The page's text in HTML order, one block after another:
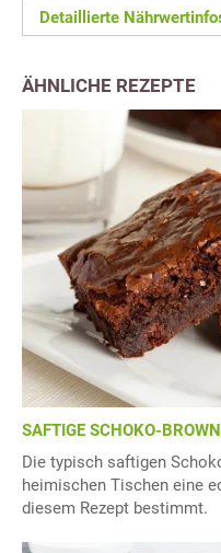
Detaillierte
ÄHNLICHE REZEPTE
SAFTIGE SCHOKO-
Die typisch saftigen
heimischen Tischen eine
diesem Rezept bestimmt.